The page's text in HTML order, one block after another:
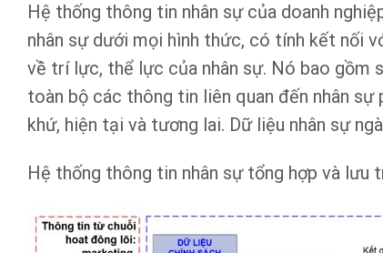
Hệ thống thông tin nhân sự của doanh
nhân sự dưới mọi hình thức, có tính kết nối
về̀ trí lực, thể lực của nhân sự. Nó bao gồm
toàn bộ các thông tin liên quan đến nhân
khứ, hiện tại và tương lai. Dữ liệu nhân sự
Hệ thống thông tin nhân sự tổng hợp và lưu